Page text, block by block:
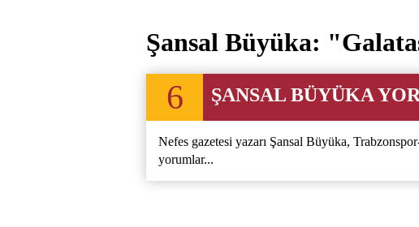
Şansal Büyüka:
6 ŞANSAL BÜYÜKA
Nefes gazetesi yazarı Şansal Büyüka,
yorumlar...